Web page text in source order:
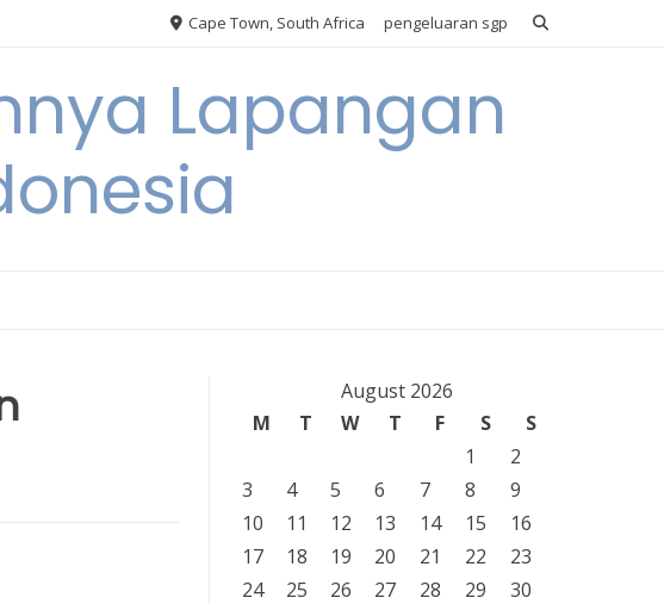
Cape Town, South Africa pengeluaran sgp
Lapangan
August 2026
M
T W T F S
S
1
2
3
4 5 6 7 8
9
10
11 12 13 14 15
16
17
18 19 20 21 22
23
24
25 26 27 28 29
30